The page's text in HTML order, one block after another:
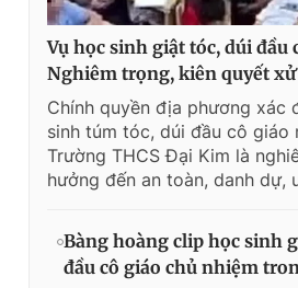
Vụ học sinh giật tóc, dúi đầu
Nghiêm trọng, kiên quyết
Chính quyền địa phương xác
sinh túm tóc, dúi đầu cô
Trường THCS Đại Kim là
hưởng đến an toàn, danh dự,
Bàng hoàng clip học sinh
đầu cô giáo chủ nhiệm